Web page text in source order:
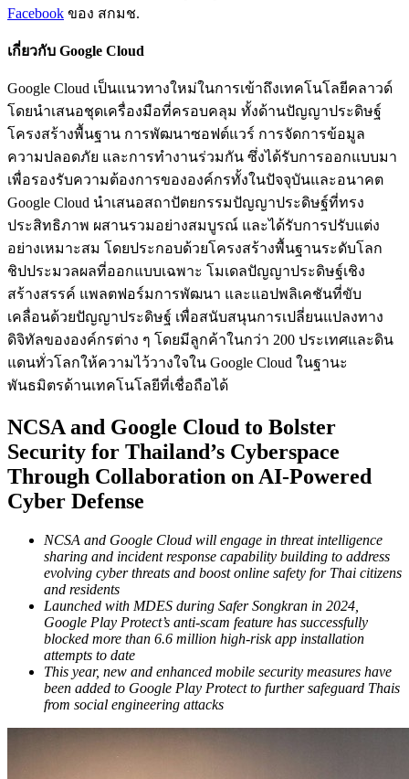
Facebook ของ สกมช.
เกี่ยวกับ Google Cloud
Google Cloud เป็นแนวทางใหม่ในการเข้าถึงเทคโนโลยีคลาวด์
โดยนำเสนอชุดเครื่องมือที่ครอบคลุม ทั้งด้านปัญญาประดิษฐ์
โครงสร้างพื้นฐาน การพัฒนาซอฟต์แวร์ การจัดการข้อมูล
ความปลอดภัย และการทำงานร่วมกัน ซึ่งได้รับการออกแบบมา
เพื่อรองรับความต้องการขององค์กรทั้งในปัจจุบันและอนาคต
Google Cloud นำเสนอสถาปัตยกรรมปัญญาประดิษฐ์ที่ทรง
ประสิทธิภาพ ผสานรวมอย่างสมบูรณ์ และได้รับการปรับแต่ง
อย่างเหมาะสม โดยประกอบด้วยโครงสร้างพื้นฐานระดับโลก
ชิปประมวลผลที่ออกแบบเฉพาะ โมเดลปัญญาประดิษฐ์เชิง
สร้างสรรค์ แพลตฟอร์มการพัฒนา และแอปพลิเคชันที่ขับ
เคลื่อนด้วยปัญญาประดิษฐ์ เพื่อสนับสนุนการเปลี่ยนแปลงทาง
ดิจิทัลขององค์กรต่าง ๆ โดยมีลูกค้าในกว่า 200 ประเทศและดิน
แดนทั่วโลกให้ความไว้วางใจใน Google Cloud ในฐานะ
พันธมิตรด้านเทคโนโลยีที่เชื่อถือได้
NCSA and Google Cloud to Bolster
Security for Thailand’s Cyberspace
Through Collaboration on AI-Powered
Cyber Defense
NCSA and Google Cloud will engage in threat intelligence
sharing and incident response capability building to address
evolving cyber threats and boost online safety for Thai citizens
and residents
Launched with MDES during Safer Songkran in 2024,
Google Play Protect’s anti-scam feature has successfully
blocked more than 6.6 million high-risk app installation
attempts to date
This year, new and enhanced mobile security measures have
been added to Google Play Protect to further safeguard Thais
from social engineering attacks